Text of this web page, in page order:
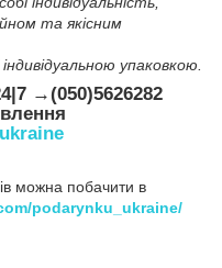
та якісним
упаковкою.
→(050)5626282
можна побачити в
podarynku_ukraine/